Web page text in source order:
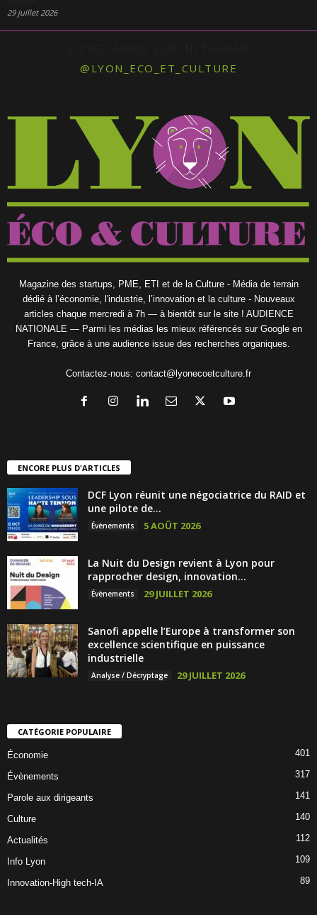
29 juillet 2026
@LYON_ECO_ET_CULTURE
Magazine des startups, PME, ETI et de la Culture - Média de terrain
dédié à l’économie, l'industrie, l’innovation et la culture - Nouveaux
articles chaque mercredi à 7h — à bientôt sur le site ! AUDIENCE
NATIONALE — Parmi les médias les mieux référencés sur Google en
France, grâce à une audience issue des recherches organiques.
Contactez-nous: contact@lyonecoetculture.fr
ENCORE PLUS D'ARTICLES
DCF Lyon réunit une négociatrice du RAID et
une pilote de...
Évènements 5 AOÛT 2026
La Nuit du Design revient à Lyon pour
rapprocher design, innovation...
Évènements 29 JUILLET 2026
Sanofi appelle l’Europe à transformer son
excellence scientifique en puissance
industrielle
Analyse / Décryptage 29 JUILLET 2026
CATÉGORIE POPULAIRE
Économie 401
Évènements 317
Parole aux dirigeants 141
Culture 140
Actualités 112
Info Lyon 109
Innovation-High tech-IA 89